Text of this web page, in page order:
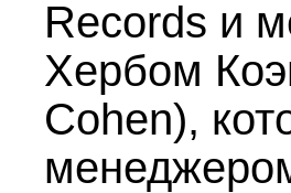
Records и
Хербом
Cohen),